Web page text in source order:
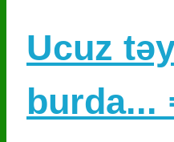
Ucuz
burda...